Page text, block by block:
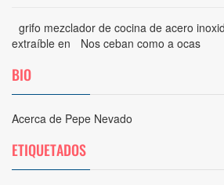
grifo mezclador de cocina de acero
extraíble en Nos ceban como a ocas
BIO
Acerca de Pepe Nevado
ETIQUETADOS